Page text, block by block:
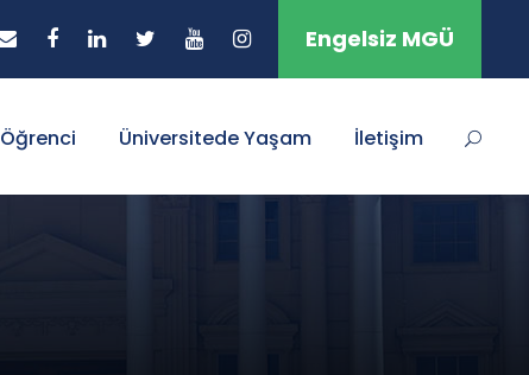
Engelsiz MGÜ
Öğrenci Üniversitede Yaşam İletişim